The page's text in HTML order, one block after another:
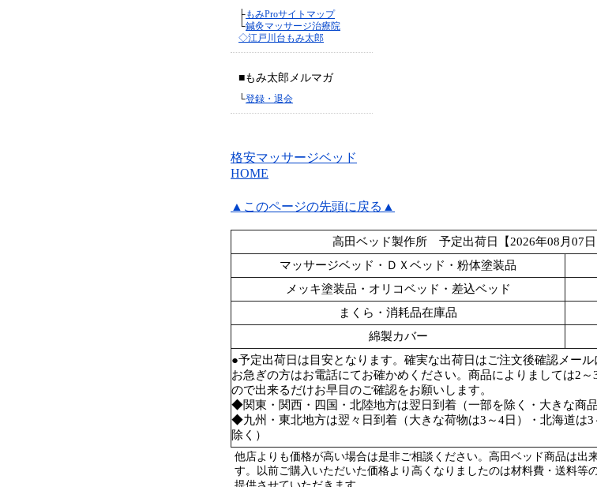
├もみProサイトマップ
└鍼灸マッサージ治療院
◇江戸川台もみ太郎
■もみ太郎メルマガ
└登録・退会
格安マッサージベッド
HOME
▲このページの先頭に戻る▲
高田ベッド製作所 予定出荷日【2026年08月07日
マッサージベッド・ＤＸベッド・粉体塗装品
メッキ塗装品・オリコベッド・差込ベッド
まくら・消耗品在庫品
綿製カバー
●予定出荷日は目安となります。確実な出荷日はご注文後確認メール
お急ぎの方はお電話にてお確かめください。商品によりましては2
ので出来るだけお早目のご確認をお願いします。
◆関東・関西・四国・北陸地方は翌日到着（一部を除く・大きな商品
◆九州・東北地方は翌々日到着（大きな荷物は3～4日）・北海道は
除く）
他店よりも価格が高い場合は是非ご相談ください。高田ベッド商品は出
す。以前ご購入いただいた価格より高くなりましたのは材料費・送料等